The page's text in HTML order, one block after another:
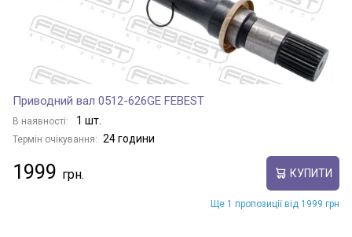
Приводний вал 0512-626GE FEBEST
В наявності: 1 шт.
Термін очікування: 24 години
1999 КУПИТИ
Ще 1 пропозиції від 1999 грн